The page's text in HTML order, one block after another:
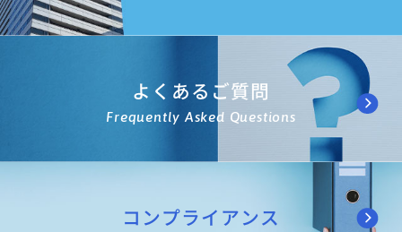
よくあるご質問
Frequently Asked Questions
コンプライアンス